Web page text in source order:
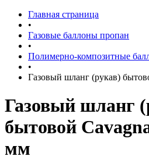
Главная страница
•
Газовые баллоны пропан
•
Полимерно-композитные
•
Газовый шланг (рукав)
Газовый шланг
бытовой
мм